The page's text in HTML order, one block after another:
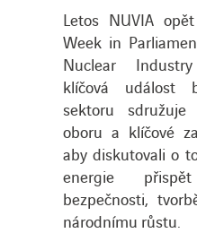
Letos NUVIA
Week in
Nuclear
klíčová událost
sektoru sdružuje
oboru a klíčové
aby diskutovali o
energie
bezpečnosti,
národnímu růstu.